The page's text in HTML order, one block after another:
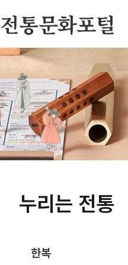
전통문화포털
누리는 전통
한복